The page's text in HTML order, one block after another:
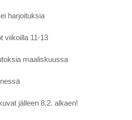
harjoituksia
viikoilla 11-13
maaliskuussa
jälleen 8.2. alkaen!